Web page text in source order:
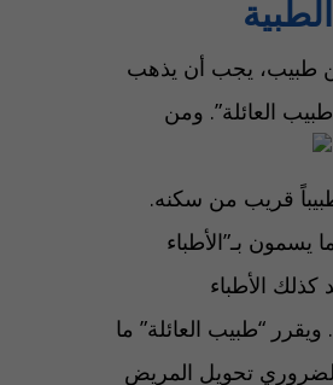
طبيب، يجب أن يذهب
طبيب العائلة”. ومن
قريب من سكنه.
يسمون بـ”الأطباء
كذلك الأطباء
“طبيب العائلة” ما
تحويل المريض